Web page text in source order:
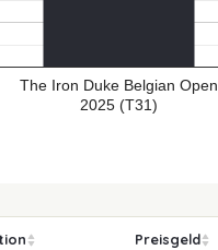
The Iron Duke Belgian Open
2025 (T31)
Preisgeld